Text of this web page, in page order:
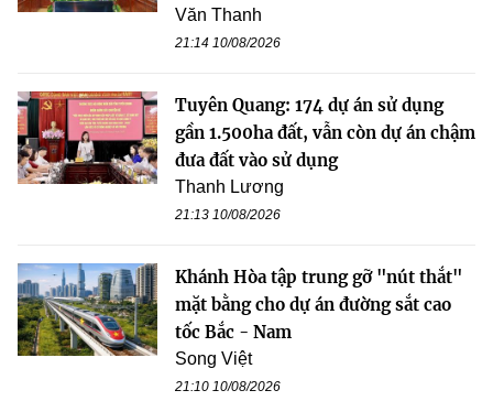
Văn Thanh
21:14 10/08/2026
Tuyên Quang: 174 dự án sử dụng
gần 1.500ha đất, vẫn còn dự án chậm
đưa đất vào sử dụng
Thanh Lương
21:13 10/08/2026
Khánh Hòa tập trung gỡ "nút thắt"
mặt bằng cho dự án đường sắt cao
tốc Bắc - Nam
Song Việt
21:10 10/08/2026